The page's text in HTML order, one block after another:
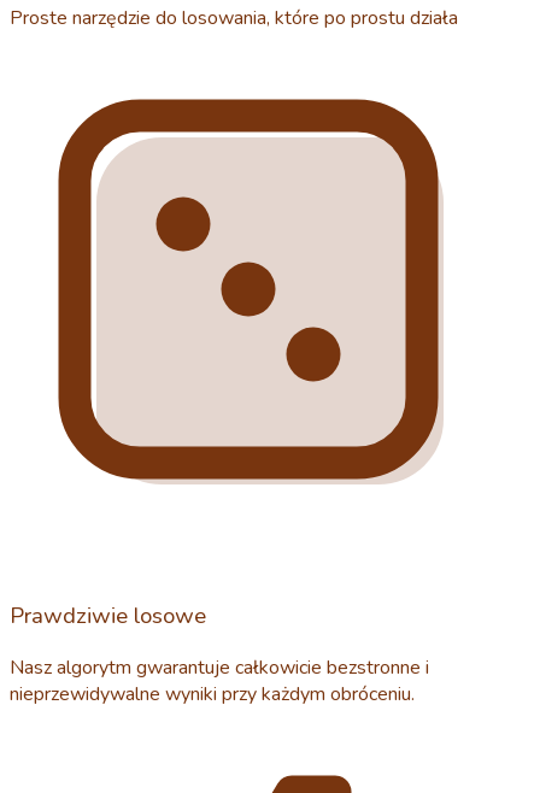
Proste narzędzie do losowania, które po prostu działa
Prawdziwie losowe
Nasz algorytm gwarantuje całkowicie bezstronne i
nieprzewidywalne wyniki przy każdym obróceniu.